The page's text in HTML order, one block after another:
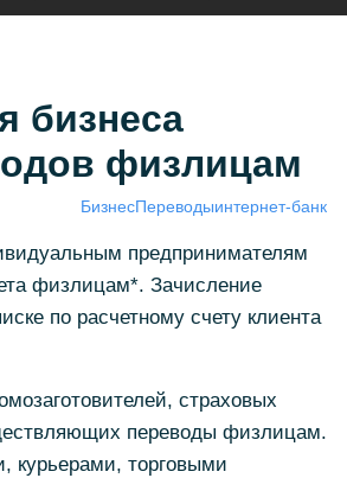
бизнеса
физлицам
БизнесПереводыинтернет-банк
предпринимателям
физлицам*. Зачисление
по расчетному счету клиента
страховых
переводы физлицам.
курьерами, торговыми